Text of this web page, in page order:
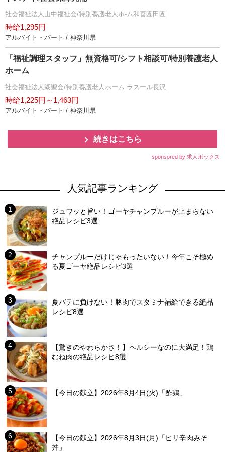
社会福祉法人山中福祉会/特別養護老人ホ-ム和喜園田園
時給1,295円
アルバイト・パート / 神奈川県
「福祉調理スタッフ」無資格可/シフト相談可/特別養護老人
ホーム
社会福祉法人湖聖会/特別養護老人ホーム ラスール長沢
時給1,225円～1,463円
アルバイト・パート / 神奈川県
続きはこちら
sponsored by 求人ボックス
人気記事ランキング
ジュワッと旨い！ゴーヤチャンプルーが止まらない
絶品レシピ3選
チャンプルーだけじゃもったいない！今年こそ極め
る夏ゴーヤ絶品レシピ3選
夏バテに負けない！豚肉でスタミナ補給できる絶品
レシピ8選
【驚きのやわらかさ！】ヘルシーなのに大満足！鶏
むね肉の絶品レシピ8選
【今日の献立】2026年8月4日(火)「酢鶏」
【今日の献立】2026年8月3日(月)「ピリ辛肉みそ
丼」